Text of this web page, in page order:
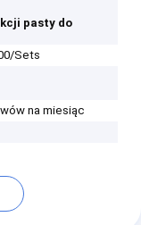
pasty do
Sets
na miesiąc